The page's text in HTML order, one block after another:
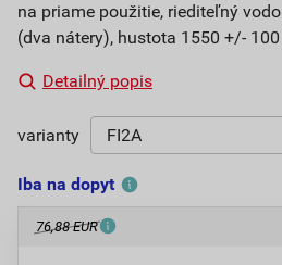
na priame použitie, riediteľný
(dva nátery), hustota 1550 +/-
Detailný popis
varianty
Iba na dopyt
76,88 EUR